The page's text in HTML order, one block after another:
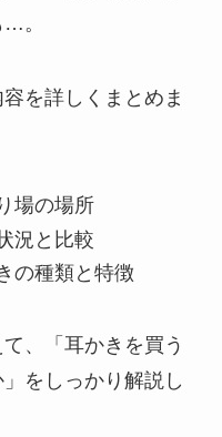
。
を詳しくまとめま
場の場所
況と比較
の種類と特徴
、「耳かきを買う
をしっかり解説し